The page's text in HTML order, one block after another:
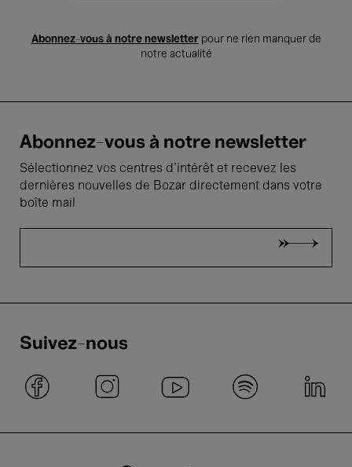
Abonnez-vous à notre newsletterpour ne rien manquer de
notre actualité
Abonnez-vous à notre newsletter
Sélectionnez vos centres d'intérêt et recevez les
dernières nouvelles de Bozar directement dans votre
boîte mail
Suivez-nous